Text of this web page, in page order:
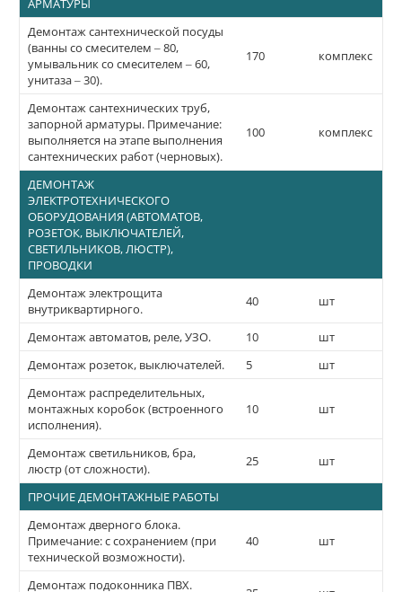
АРМАТУРЫ
Демонтаж сантехнической посуды
(ванны со смесителем – 80,
умывальник со смесителем – 60,
унитаза – 30).
170 комплекс
Демонтаж сантехнических труб,
запорной арматуры. Примечание:
выполняется на этапе выполнения
сантехнических работ (черновых).
100 комплекс
ДЕМОНТАЖ
ЭЛЕКТРОТЕХНИЧЕСКОГО
ОБОРУДОВАНИЯ (АВТОМАТОВ,
РОЗЕТОК, ВЫКЛЮЧАТЕЛЕЙ,
СВЕТИЛЬНИКОВ, ЛЮСТР),
ПРОВОДКИ
Демонтаж электрощита
внутриквартирного.
40 шт
Демонтаж автоматов, реле, УЗО. 10
шт
Демонтаж розеток, выключателей.
5
шт
Демонтаж распределительных,
монтажных коробок (встроенного
исполнения).
10 шт
Демонтаж светильников, бра,
люстр (от сложности).
25 шт
ПРОЧИЕ ДЕМОНТАЖНЫЕ РАБОТЫ
Демонтаж дверного блока.
Примечание: с сохранением (при
технической возможности).
40 шт
Демонтаж подоконника ПВХ.